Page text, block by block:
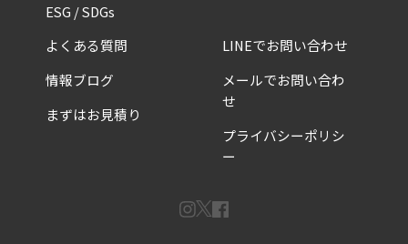
ESG / SDGs
よくある質問
情報ブログ
まずはお見積り
LINEでお問い合わせ
メールでお問い合わ
せ
プライバシーポリシ
ー